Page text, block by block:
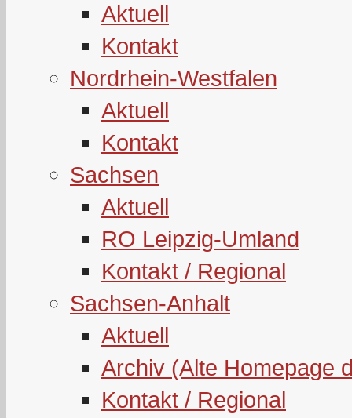
Aktuell
Kontakt
Nordrhein-Westfalen
Aktuell
Kontakt
Sachsen
Aktuell
RO Leipzig-Umland
Kontakt / Regional
Sachsen-Anhalt
Aktuell
Archiv (Alte Homepage
Kontakt / Regional